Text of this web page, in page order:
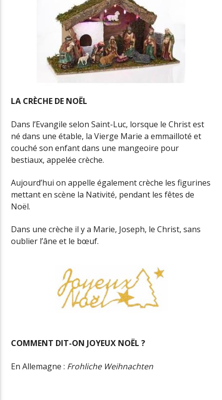
LA CRÈCHE DE NOËL
Dans l’Evangile selon Saint-Luc, lorsque le Christ est
né dans une étable, la Vierge Marie a emmailloté et
couché son enfant dans une mangeoire pour
bestiaux, appelée crèche.
Aujourd’hui on appelle également crèche les figurines
mettant en scène la Nativité, pendant les fêtes de
Noël.
Dans une crèche il y a Marie, Joseph, le Christ, sans
oublier l’âne et le bœuf.
COMMENT DIT-ON JOYEUX NOËL ?
En Allemagne : Frohliche Weihnachten